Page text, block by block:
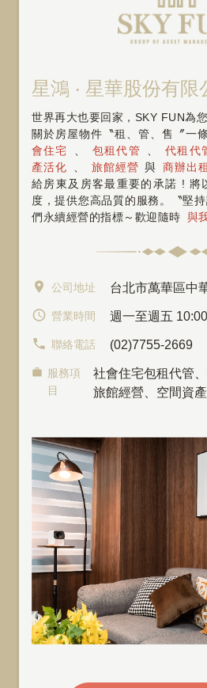
星鴻 ‧ 星華股份有限
世界再大也要回家，SKY FUN為
關於房屋物件〝租、管、售〞一
會住宅
包租代管 代租代
產活化
旅館經營 與 商辦出租
給房東及房客最重要的承諾 ! 將
度，提供您高品質的服務。〝堅
們永續經營的指標～歡迎隨時 與
公司地址 台北市萬華區中
營業時間 週一至週五
聯絡電話 (02)7755-2669
服務項
目
社會住宅包租代管 、
旅館經營、空間資